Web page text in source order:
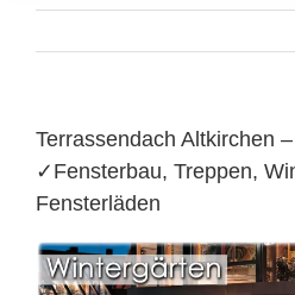
Terrassendach Altkirchen
✓Fensterbau, Treppen,
Fensterläden